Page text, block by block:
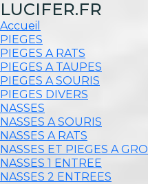
LUCIFER.FR
Accueil
PIEGES
PIEGES A RATS
PIEGES A TAUPES
PIEGES A SOURIS
PIEGES DIVERS
NASSES
NASSES A SOURIS
NASSES A RATS
NASSES ET PIEGES A
NASSES 1 ENTREE
NASSES 2 ENTREES